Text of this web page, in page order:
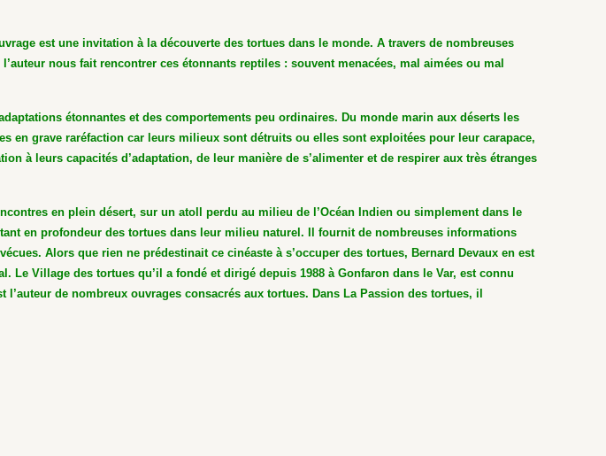
est une invitation à la découverte des tortues dans le monde. A travers de nombreuses
nous fait rencontrer ces étonnants reptiles : souvent menacées, mal aimées ou mal
étonnantes et des comportements peu ordinaires. Du monde marin aux déserts les
en grave raréfaction car leurs milieux sont détruits ou elles sont exploitées pour leur carapace,
à leurs capacités d’adaptation, de leur manière de s’alimenter et de respirer aux très étranges
en plein désert, sur un atoll perdu au milieu de l’Océan Indien ou simplement dans le
en profondeur des tortues dans leur milieu naturel. Il fournit de nombreuses informations
Alors que rien ne prédestinait ce cinéaste à s’occuper des tortues, Bernard Devaux en est
Village des tortues qu’il a fondé et dirigé depuis 1988 à Gonfaron dans le Var, est connu
de nombreux ouvrages consacrés aux tortues. Dans La Passion des tortues, il